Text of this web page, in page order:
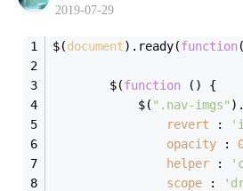
2019-07-29
$(document).ready(function(
		$(
function ( ) {
			$(
".nav-imgs"
revert :
opacity :
helper :
scope :